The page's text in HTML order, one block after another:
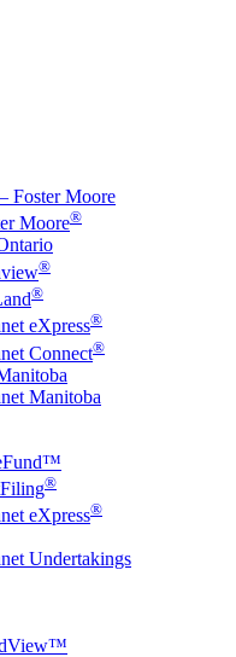
Foster Moore
Moore®
®
®
eXpress®
Connect®
Manitoba
®
eXpress®
Undertakings